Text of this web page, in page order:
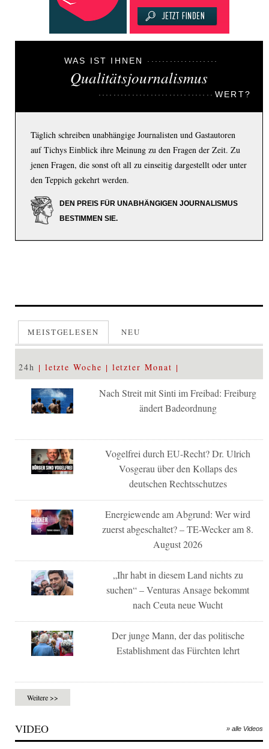
WAS IST IHNEN
Qualitätsjournalismus
WERT?
Täglich schreiben unabhängige Journalisten und Gastautoren
auf Tichys Einblick ihre Meinung zu den Fragen der Zeit. Zu
jenen Fragen, die sonst oft all zu einseitig dargestellt oder unter
den Teppich gekehrt werden.
DEN PREIS FÜR UNABHÄNGIGEN JOURNALISMUS
BESTIMMEN SIE.
MEISTGELESEN NEU
24h letzte Woche letzter Monat
Nach Streit mit Sinti im Freibad: Freiburg
ändert Badeordnung
Vogelfrei durch EU-Recht? Dr. Ulrich
Vosgerau über den Kollaps des
deutschen Rechtsschutzes
Energiewende am Abgrund: Wer wird
zuerst abgeschaltet? – TE-Wecker am 8.
August 2026
„Ihr habt in diesem Land nichts zu
suchen“ – Venturas Ansage bekommt
nach Ceuta neue Wucht
Der junge Mann, der das politische
Establishment das Fürchten lehrt
Weitere >>
VIDEO » alle Videos